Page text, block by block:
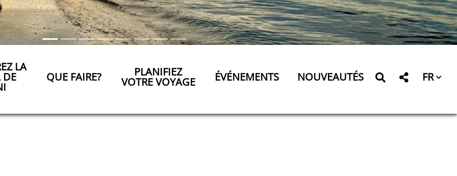
LA
DE QUE FAIRE? PLANIFIEZ
VOTRE VOYAGE ÉVÉNEMENTS NOUVEAUTÉS FR